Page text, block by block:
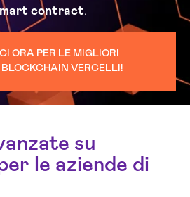
contract.
ORA PER LE MIGLIORI
VERCELLI!
su
le aziende di